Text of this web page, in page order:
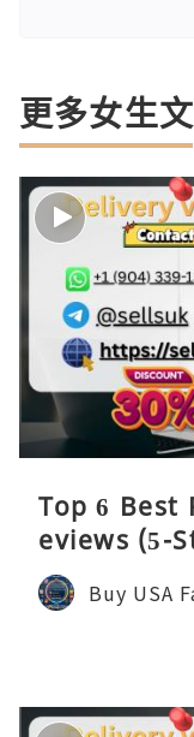
更多女生
Top 6 Best
eviews (5-
Buy USA